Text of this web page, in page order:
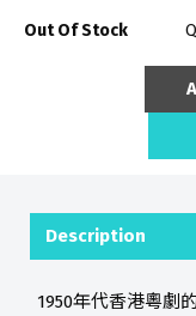
Out Of Stock
Description
1950年代香港粵劇